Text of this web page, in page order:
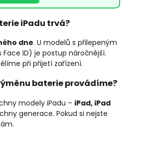
iPadu trvá?
dne. U modelů s přilepeným
Face ID) je postup náročnější.
při přijetí zařízení.
baterie provádíme?
modely iPadu – iPad, iPad
generace. Pokud si nejste